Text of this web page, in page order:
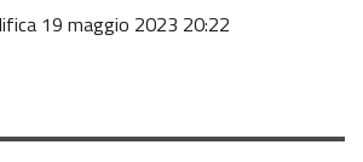
19 maggio 2023 20:22